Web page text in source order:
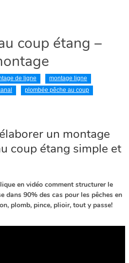
coup étang –
de ligne
montage ligne
plombée pêche au coup
un montage
coup étang simple et
en vidéo comment structurer le
dans 90% des cas pour les pêches en
plomb, pince, plioir, tout y passe!